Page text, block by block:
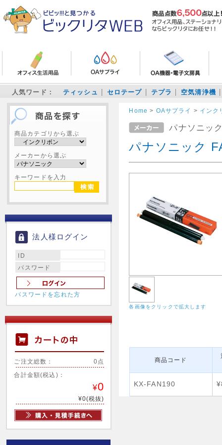
人気ワード： ティッシュ セロテープ テプラ 空気清浄機
商品カテゴリから選ぶ
メーカーから選ぶ
キーワードを入力
法人様ログイン
ID
パスワード
パスワードを忘れた方
ご注文総数： 0点
合計金額(税込)：
¥0
¥0(税抜)
Home > OAサプライ > インク
パナソニッ
パナソニック
各画像をクリックで拡大します
商品コード
KX-FAN190